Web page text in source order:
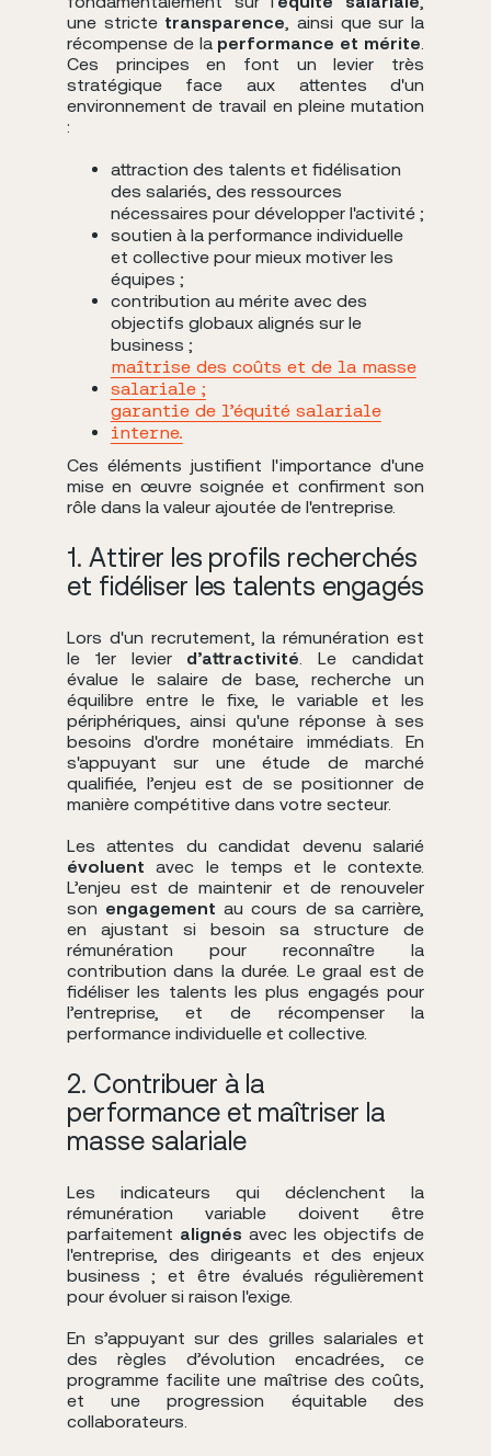
une stricte transparence, ainsi que sur la
récompense de la performance et mérite.
Ces principes en font un levier très
stratégique face aux attentes d'un
environnement de travail en pleine mutation
:
attraction des talents et fidélisation
des salariés, des ressources
nécessaires pour développer l'activité ;
soutien à la performance individuelle
et collective pour mieux motiver les
équipes ;
contribution au mérite avec des
objectifs globaux alignés sur le
business ;
maîtrise des coûts et de la masse
salariale ;
garantie de l’équité salariale
interne.
Ces éléments justifient l'importance d'une
mise en œuvre soignée et confirment son
rôle dans la valeur ajoutée de l'entreprise.
1. Attirer les profils recherchés
et fidéliser les talents engagés
Lors d'un recrutement, la rémunération est
le 1er levier d’attractivité . Le candidat
évalue le salaire de base, recherche un
équilibre entre le fixe, le variable et les
périphériques, ainsi qu'une réponse à ses
besoins d'ordre monétaire immédiats. En
s'appuyant sur une étude de marché
qualifiée, l’enjeu est de se positionner de
manière compétitive dans votre secteur.
Les attentes du candidat devenu salarié
évoluent avec le temps et le contexte.
L’enjeu est de maintenir et de renouveler
son engagement au cours de sa carrière,
en ajustant si besoin sa structure de
rémunération pour reconnaître la
contribution dans la durée. Le graal est de
fidéliser les talents les plus engagés pour
l’entreprise, et de récompenser la
performance individuelle et collective.
2. Contribuer à la
performance et maîtriser la
masse salariale
Les indicateurs qui déclenchent la
rémunération variable doivent être
parfaitement alignés avec les objectifs de
l'entreprise, des dirigeants et des enjeux
business ; et être évalués régulièrement
pour évoluer si raison l'exige.
En s’appuyant sur des grilles salariales et
des règles d’évolution encadrées, ce
programme facilite une maîtrise des coûts,
et une progression équitable des
collaborateurs.